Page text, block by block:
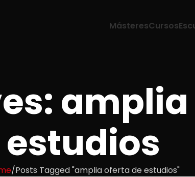
MásteresCursos
estudios
Posts Tagged "amplia oferta de estudios"